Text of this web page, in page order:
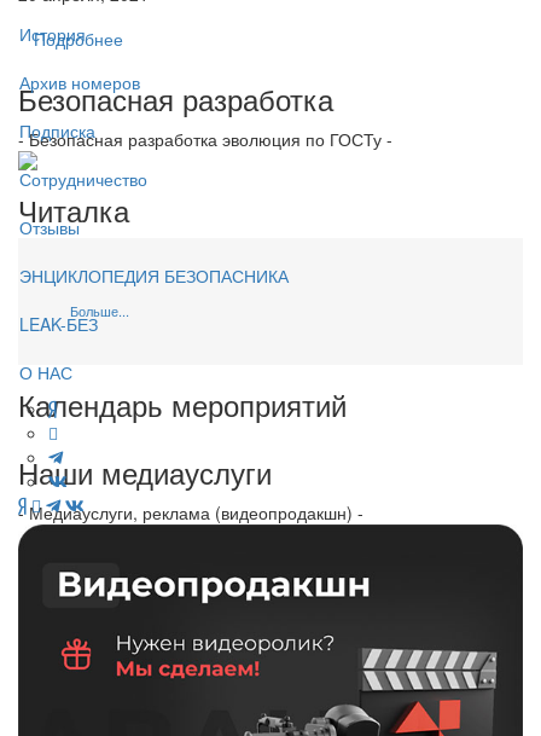
История
Архив номеров
Подписка
Сотрудничество
Отзывы
ЭНЦИКЛОПЕДИЯ БЕЗОПАСНИКА
LEAK-БЕЗ
О НАС
Подробнее
Безопасная разработка
- Безопасная разработка эволюция по ГОСТу -
Читалка
Больше...
Календарь мероприятий
Наши медиауслуги
- Медиауслуги, реклама (видеопродакшн) -